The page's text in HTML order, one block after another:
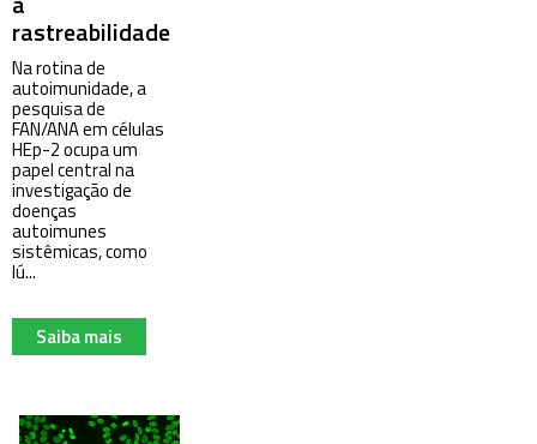
rastreabilidade
Na rotina de
autoimunidade, a
pesquisa de
FAN/ANA em células
HEp-2 ocupa um
papel central na
investigação de
doenças
autoimunes
sistêmicas, como
lú...
Saiba mais